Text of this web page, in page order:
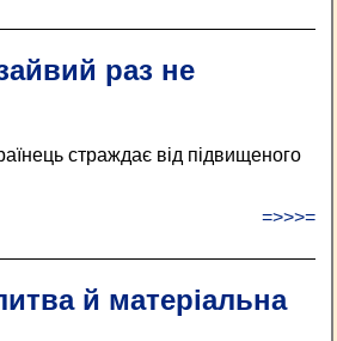
раз не
страждає від підвищеного
=>>>=
й матеріальна